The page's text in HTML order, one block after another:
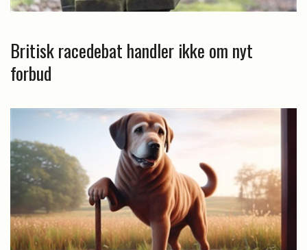
Britisk racedebat handler ikke om nyt
forbud